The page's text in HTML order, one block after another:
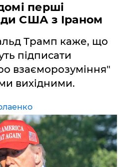
перші
США з Іраном
Трамп каже, що
підписати
взаєморозуміння"
вихідними.